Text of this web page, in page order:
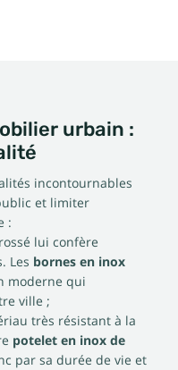
urbain :
incontournables
et limiter
:
lui confère
Les bornes en inox
moderne qui
ville ;
très résistant à la
potelet en inox de
par sa durée de vie et